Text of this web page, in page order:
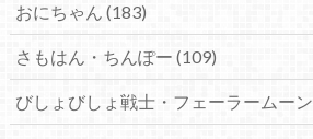
おにちゃん (183)
さもはん・ちんぽー (109)
びしょびしょ戦士・フェーラームーン